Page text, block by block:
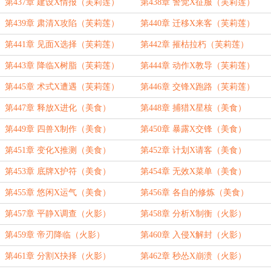
第437章 建设X情报（芙莉莲） 第438章 警觉X征服（芙莉莲）
第439章 肃清X攻陷（芙莉莲） 第440章 迁移X来客（芙莉莲）
第441章 见面X选择（芙莉莲） 第442章 摧枯拉朽（芙莉莲）
第443章 降临X树脂（芙莉莲） 第444章 动作X教导（芙莉莲）
第445章 术式X遭遇（芙莉莲） 第446章 交锋X跑路（芙莉莲）
第447章 释放X进化（美食） 第448章 捕猎X星核（美食）
第449章 四兽X制作（美食） 第450章 暴露X交锋（美食）
第451章 变化X推测（美食） 第452章 计划X请客（美食）
第453章 底牌X护符（美食） 第454章 无效X菜单（美食）
第455章 悠闲X运气（美食） 第456章 各自的修炼（美食）
第457章 平静X调查（火影） 第458章 分析X制衡（火影）
第459章 帝刃降临（火影） 第460章 入侵X解封（火影）
第461章 分割X抉择（火影） 第462章 秒怂X崩溃（火影）